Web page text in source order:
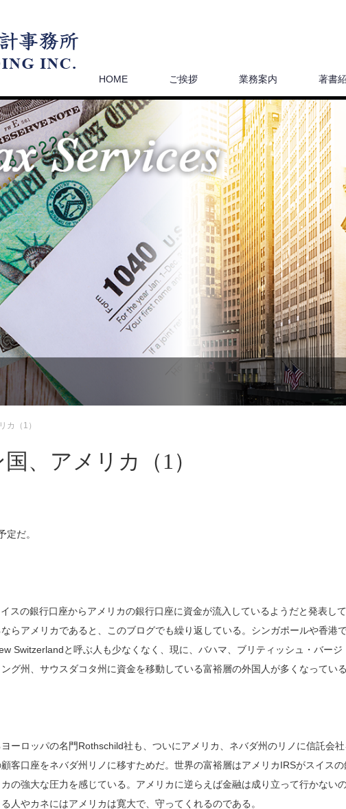
HOME ご挨拶 業務案内 著書
カ（1）
、アメリカ（1）
だ。
スの銀行口座からアメリカの銀行口座に資金が流入しているようだと発表し
らアメリカであると、このブログでも繰り返している。シンガポールや香港
Switzerlandと呼ぶ人も少なくなく、現に、バハマ、ブリティッシュ・バージ
グ州、サウスダコタ州に資金を移動している富裕層の外国人が多くなっている
ーロッパの名門Rothschild社も、ついにアメリカ、ネバダ州のリノに信託会社
客口座をネバダ州リノに移すためだ。世界の富裕層はアメリカIRSがスイスの
の強大な圧力を感じている。アメリカに逆らえば金融は成り立って行かない
人やカネにはアメリカは寛大で、守ってくれるのである。